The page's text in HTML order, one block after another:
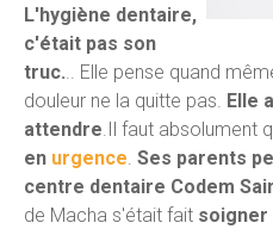
L'hygiène dentaire,
c'était pas son
truc... Elle pense quand
douleur ne la quitte pas. Elle
attendre.Il faut absolument
en urgence. Ses parents
centre dentaire Codem
de Macha s'était fait soigner